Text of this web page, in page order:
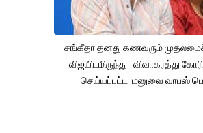
சங்கீதா தனது கணவரும்
விஜயிடமிருந்து விவாகரத்து
செய்யப்பட்ட மனுவை வாபஸ்